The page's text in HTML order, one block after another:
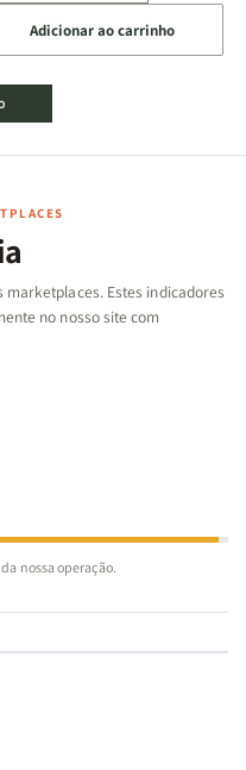
a
quantidade
de
Jogo
|
de
a
quantidade
de
|
Adicionar ao carrinho
Estes indicadores
no nosso site com
nossa operação.